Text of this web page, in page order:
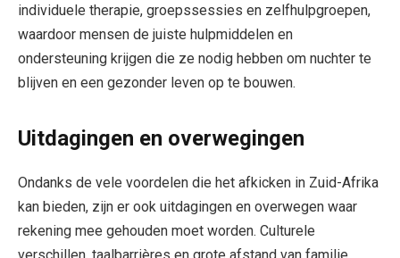
individuele therapie, groepssessies en zelfhulpgroepen,
waardoor mensen de juiste hulpmiddelen en
ondersteuning krijgen die ze nodig hebben om nuchter te
blijven en een gezonder leven op te bouwen.
Uitdagingen en overwegingen
Ondanks de vele voordelen die het afkicken in Zuid-Afrika
kan bieden, zijn er ook uitdagingen en overwegen waar
rekening mee gehouden moet worden. Culturele